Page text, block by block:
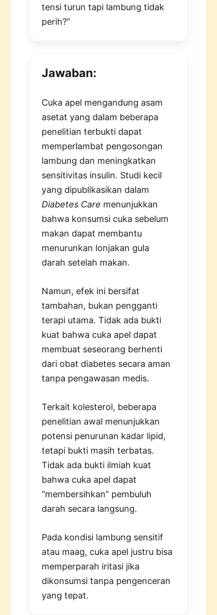
tensi turun tapi lambung tidak
perih?”
Jawaban:
Cuka apel mengandung asam
asetat yang dalam beberapa
penelitian terbukti dapat
memperlambat pengosongan
lambung dan meningkatkan
sensitivitas insulin. Studi kecil
yang dipublikasikan dalam
Diabetes Care menunjukkan
bahwa konsumsi cuka sebelum
makan dapat membantu
menurunkan lonjakan gula
darah setelah makan.
Namun, efek ini bersifat
tambahan, bukan pengganti
terapi utama. Tidak ada bukti
kuat bahwa cuka apel dapat
membuat seseorang berhenti
dari obat diabetes secara aman
tanpa pengawasan medis.
Terkait kolesterol, beberapa
penelitian awal menunjukkan
potensi penurunan kadar lipid,
tetapi bukti masih terbatas.
Tidak ada bukti ilmiah kuat
bahwa cuka apel dapat
“membersihkan” pembuluh
darah secara langsung.
Pada kondisi lambung sensitif
atau maag, cuka apel justru bisa
memperparah iritasi jika
dikonsumsi tanpa pengenceran
yang tepat.